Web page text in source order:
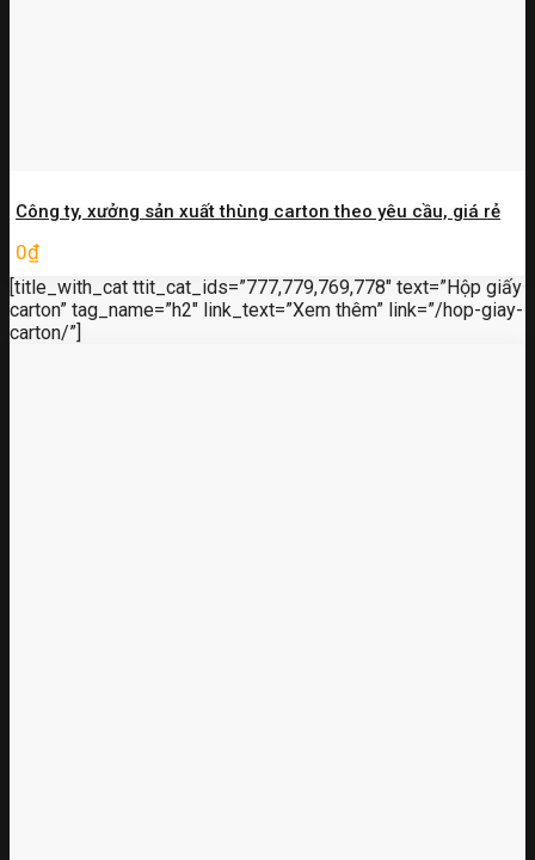
Công ty, xưởng sản xuất thùng carton theo yêu cầu, giá rẻ
0₫
[title_with_cat ttit_cat_ids=”777,779,769,778″ text=”Hộp giấy
carton” tag_name=”h2″ link_text=”Xem thêm” link=”/hop-giay-
carton/”]